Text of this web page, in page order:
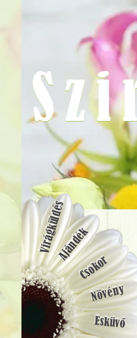
VirágküldésAjándék
Csokor
Növény
Esküvő